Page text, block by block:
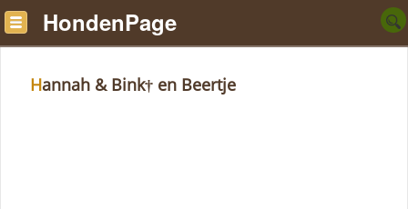
HondenPage
Hannah & Bink† en Beertje